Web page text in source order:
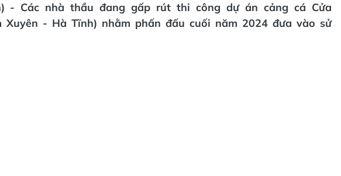
- Các nhà thầu đang gấp rút thi công dự án cảng cá Cửa
Xuyên - Hà Tĩnh) nhằm phấn đấu cuối năm 2024 đưa vào sử